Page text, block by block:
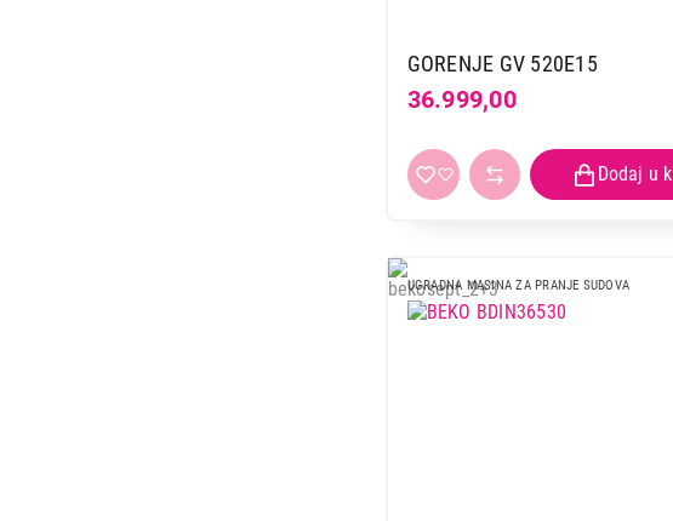
GORENJE GV 520E15
36.999,00
UGRADNA MASINA ZA PRANJE SUDOVA